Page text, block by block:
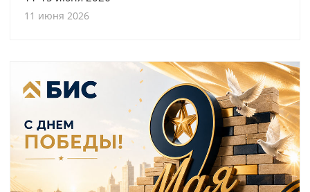
11 июня 2026